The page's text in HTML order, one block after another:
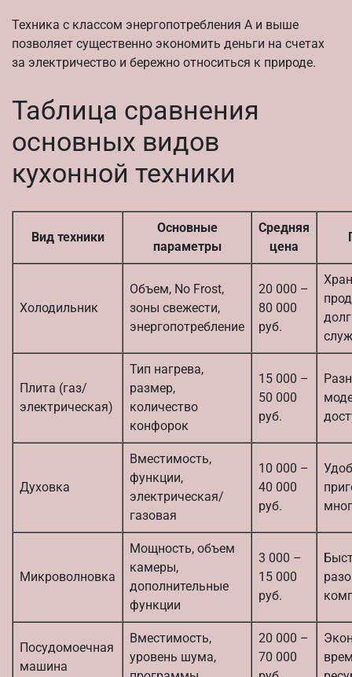
Техника с классом энергопотребления A и выше
позволяет существенно экономить деньги на счетах
за электричество и бережно относиться к природе.
Таблица сравнения
основных видов
кухонной техники
Вид техники
Основные
параметры
Средняя
цена
Холодильник
Объем, No Frost,
зоны свежести,
энергопотребление
20 000 –
80 000
руб.
Плита (газ/
электрическая)
Тип нагрева,
размер,
количество
конфорок
15 000 –
50 000
руб.
Духовка
Вместимость,
функции,
электрическая/
газовая
10 000 –
40 000
руб.
Микроволновка
Мощность, объем
камеры,
дополнительные
функции
3 000 –
15 000
руб.
Посудомоечная
машина
Вместимость,
уровень шума,
20 000 –
70 000